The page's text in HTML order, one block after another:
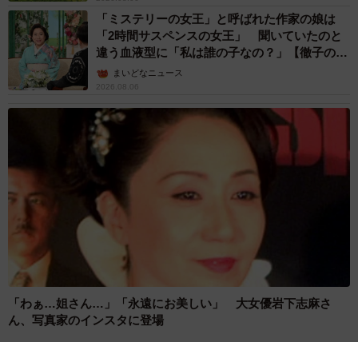
「ミステリーの女王」と呼ばれた作家の娘は
「2時間サスペンスの女王」 聞いていたのと
違う血液型に「私は誰の子なの？」【徹子の部
屋】まいどなニュース
2026.08.06
「わぁ…姐さん…」「永遠にお美しい」 大女優岩下志麻さ
ん、写真家のインスタに登場